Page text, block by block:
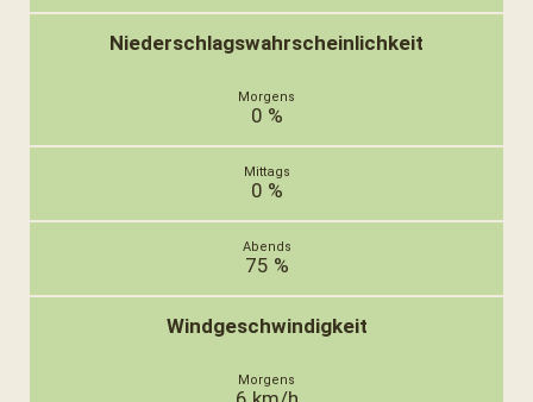
Niederschlagswahrscheinlichkeit
0 %
0 %
75 %
Windgeschwindigkeit